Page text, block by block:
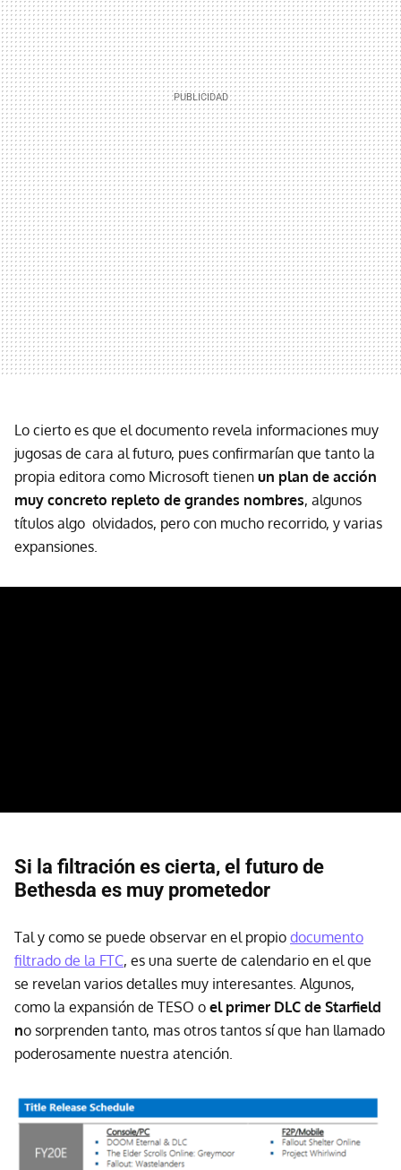
Lo cierto es que el documento revela informaciones muy
jugosas de cara al futuro, pues confirmarían que tanto la
propia editora como Microsoft tienen un plan de acción
muy concreto repleto de grandes nombres, algunos
títulos algo olvidados, pero con mucho recorrido, y varias
expansiones.
Si la filtración es cierta, el futuro de
Bethesda es muy prometedor
Tal y como se puede observar en el propio documento
filtrado de la FTC, es una suerte de calendario en el que
se revelan varios detalles muy interesantes. Algunos,
como la expansión de TESO o el primer DLC de Starfield
no sorprenden tanto, mas otros tantos sí que han llamado
poderosamente nuestra atención.